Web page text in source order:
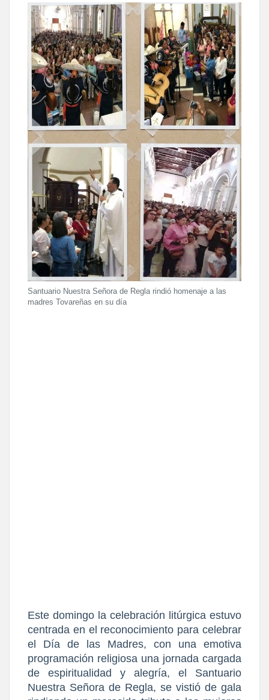
Santuario Nuestra Señora de Regla rindió homenaje a las
madres Tovareñas en su día
Este domingo la celebración litúrgica estuvo
centrada en el reconocimiento para celebrar
el Día de las Madres, con una emotiva
programación religiosa una jornada cargada
de espiritualidad y alegría, el Santuario
Nuestra Señora de Regla, se vistió de gala